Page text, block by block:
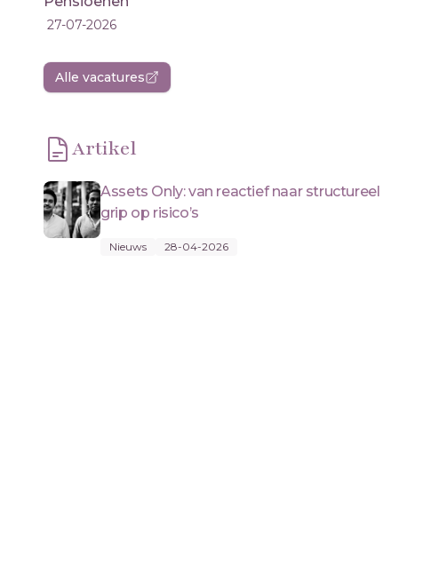
27-07-2026
Alle vacatures
Artikel
Assets Only: van reactief naar structureel
grip op risico’s
Nieuws 28-04-2026